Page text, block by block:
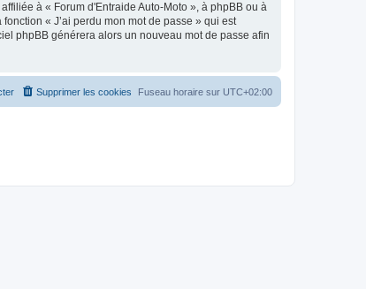
à « Forum d'Entraide Auto-Moto », à phpBB ou à
« J’ai perdu mon mot de passe » qui est
phpBB générera alors un nouveau mot de passe afin
Fuseau horaire sur UTC+02:00
Supprimer les cookies